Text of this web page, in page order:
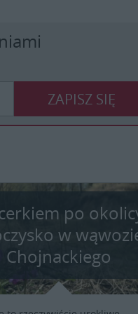
ZAPISZ SIĘ
po
w
Chojnackiego